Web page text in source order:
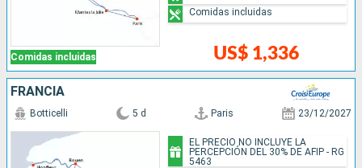
Comidas incluidas US$ 1,336
Comidas incluidas
FRANCIA
Botticelli 5 d Paris 23/12/2027
EL PRECIO NO INCLUYE LA
PERCEPCIÓN DEL 30% DE AFIP - RG
5463